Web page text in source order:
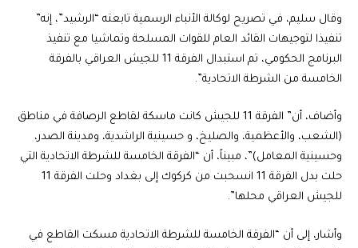
وقال سليم، في تصريح لوكالة الأنباء الرسمية تابعته “الرشيد”، إنه”
تنفيذا لتوجيهات القائد العام للقوات المسلحة وتماشيا مع تنفيذ
البرنامج الحكومي، تم استبدال الفرقة 11 للجيش العراقي بالفرقة
الخامسة من الشرطة الاتحادية”.
وأضاف، أن” الفرقة 11 للجيش كانت ماسكة لقاطع الرصافة في مناطق
(الشعب، والأعظمية، والصليخ، و حسينية الراشدية، ومدينة الصدر،
وحسينية المعامل)”، مبيناً، أن “الفرقة الخامسة للشرطة الاتحادية التي
حلت بدل الفرقة 11 انسحبت من كركوك إلى بغداد وحلت الفرقة 11
للجيش العراقي محلها”.
وأشار، إلى أن “الفرقة الخامسة للشرطة الاتحادية مسكت القاطع في